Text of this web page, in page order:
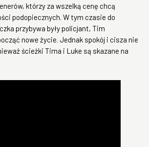
którzy za wszelką cenę chcą
podopiecznych. W tym czasie do
przybywa były policjant, Tim
nowe życie. Jednak spokój i cisza nie
ścieżki Tima i Luke są skazane na